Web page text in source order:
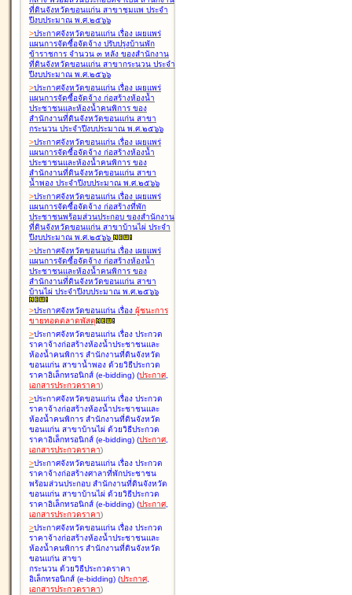
ที่ดินจังหวัดขอนแก่น สาขาชุมแพ ประจำ
ปีงบประมาณ พ.ศ.๒๕๖๖
>ประกาศจังหวัดขอนแก่น เรื่อง เผยแพร่
แผนการจัดซื้อจัดจ้าง ปรับปรุงบ้านพัก
ข้าราชการ จำนวน ๓ หลัง ของสำนักงาน
ที่ดินจังหวัดขอนแก่น สาขากระนวน ประจำ
ปีงบประมาณ พ.ศ.๒๕๖๖
>ประกาศจังหวัดขอนแก่น เรื่อง เผยแพร่
แผนการจัดซื้อจัดจ้าง ก่อสร้างห้องน้ำ
ประชาชนและห้องน้ำคนพิการ ของ
สำนักงานที่ดินจังหวัดขอนแก่น สาขา
กระนวน ประจำปีงบประมาณ พ.ศ.๒๕๖๖
>ประกาศจังหวัดขอนแก่น เรื่อง เผยแพร่
แผนการจัดซื้อจัดจ้าง ก่อสร้างห้องน้ำ
ประชาชนและห้องน้ำคนพิการ ของ
สำนักงานที่ดินจังหวัดขอนแก่น สาขา
น้ำพอง ประจำปีงบประมาณ พ.ศ.๒๕๖๖
>ประกาศจังหวัดขอนแก่น เรื่อง เผยแพร่
แผนการจัดซื้อจัดจ้าง ก่อสร้างที่พัก
ประชาชนพร้อมส่วนประกอบ ของสำนักงาน
ที่ดินจังหวัดขอนแก่น สาขาบ้านไผ่ ประจำ
ปีงบประมาณ พ.ศ.๒๕๖๖
>ประกาศจังหวัดขอนแก่น เรื่อง เผยแพร่
แผนการจัดซื้อจัดจ้าง ก่อสร้างห้องน้ำ
ประชาชนและห้องน้ำคนพิการ ของ
สำนักงานที่ดินจังหวัดขอนแก่น สาขา
บ้านไผ่ ประจำปีงบประมาณ พ.ศ.๒๕๖๖
>ประกาศจังหวัดขอนแก่น เรื่อง ผู้ชนะการ
ขายทอดตลาดพัสดุ
>ประกาศจังหวัดขอนแก่น เรื่อง ประกวด
ราคาจ้างก่อสร้างห้องน้ำประชาชนและ
ห้องน้ำคนพิการ สำนักงานที่ดินจังหวัด
ขอนแก่น สาขาน้ำพอง ด้วยวิธีประกวด
ราคาอิเล็กทรอนิกส์ (e-bidding) (ประกาศ,
เอกสารประกวดราคา)
>ประกาศจังหวัดขอนแก่น เรื่อง ประกวด
ราคาจ้างก่อสร้างห้องน้ำประชาชนและ
ห้องน้ำคนพิการ สำนักงานที่ดินจังหวัด
ขอนแก่น สาขาบ้านไผ่ ด้วยวิธีประกวด
ราคาอิเล็กทรอนิกส์ (e-bidding) (ประกาศ,
เอกสารประกวดราคา)
>ประกาศจังหวัดขอนแก่น เรื่อง ประกวด
ราคาจ้างก่อสร้างศาลาที่พักประชาชน
พร้อมส่วนประกอบ สำนักงานที่ดินจังหวัด
ขอนแก่น สาขาบ้านไผ่ ด้วยวิธีประกวด
ราคาอิเล็กทรอนิกส์ (e-bidding) (ประกาศ,
เอกสารประกวดราคา)
>ประกาศจังหวัดขอนแก่น เรื่อง ประกวด
ราคาจ้างก่อสร้างห้องน้ำประชาชนและ
ห้องน้ำคนพิการ สำนักงานที่ดินจังหวัด
ขอนแก่น สาขา
กระนวน ด้วยวิธีประกวดราคา
อิเล็กทรอนิกส์ (e-bidding) (ประกาศ,
เอกสารประกวดราคา)